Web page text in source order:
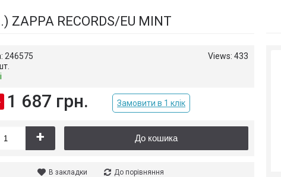
ZAPPA RECORDS/EU MINT
Views: 433
246575
1 687 грн. Замовити в 1 клік
+ До кошика
В закладки До порівняння